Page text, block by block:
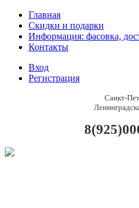
Главная
Скидки и подарки
Информация: фасовка,
Контакты
Вход
Регистрация
Санкт-